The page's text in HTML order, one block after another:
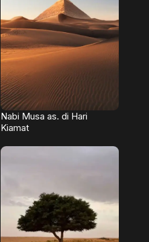
Nabi Musa as. di Hari
Kiamat